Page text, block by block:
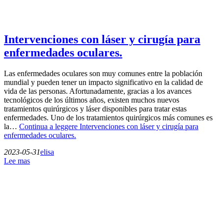
Intervenciones con láser y cirugía para
enfermedades oculares.
Las enfermedades oculares son muy comunes entre la población
mundial y pueden tener un impacto significativo en la calidad de
vida de las personas. Afortunadamente, gracias a los avances
tecnológicos de los últimos años, existen muchos nuevos
tratamientos quirúrgicos y láser disponibles para tratar estas
enfermedades. Uno de los tratamientos quirúrgicos más comunes es
la… Continua a leggere Intervenciones con láser y cirugía para
enfermedades oculares.
2023-05-31elisa
Lee mas